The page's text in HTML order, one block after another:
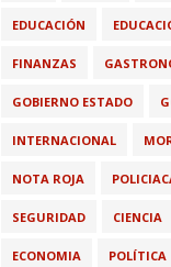
EDUCACIÓN
FINANZAS
GOBIERNO ESTADO
INTERNACIONAL
NOTA ROJA
SEGURIDAD CIENCIA
ECONOMIA POLÍTICA